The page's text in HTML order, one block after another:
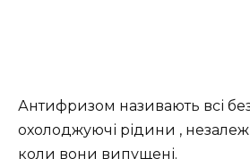
Антифризом називають всі
охолоджуючі рідини ,
коли вони випущені.